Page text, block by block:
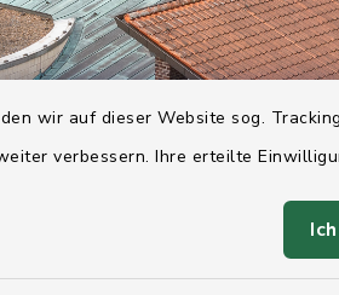
wir auf dieser Website sog.
verbessern. Ihre erteilte